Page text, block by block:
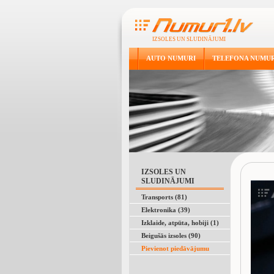
IZSOLES UN SLUDINĀJUMI
AUTO NUMURI TELEFONA
IZSOLES UN
SLUDINĀJUMI
Transports (81)
Elektronika (39)
Izklaide, atpūta, hobiji (1)
Beigušās izsoles (90)
Pievienot piedāvājumu